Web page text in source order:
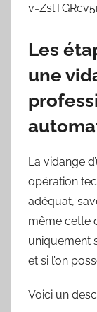
Les
une
La vidange
opération
adéquat,
même cette
uniquement
et si l’on
Voici un